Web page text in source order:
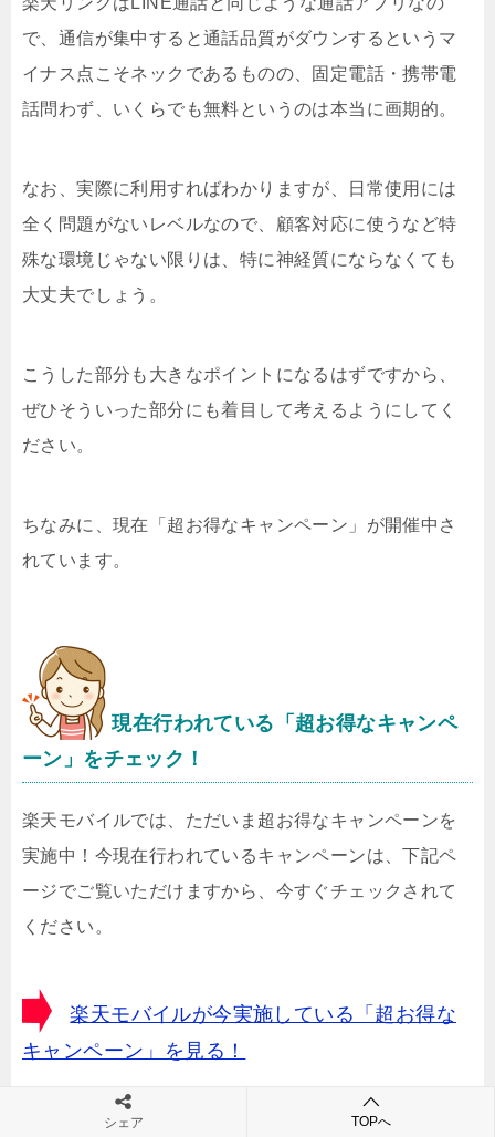
で、通信が集中すると通話品質がダウンするというマ
イナス点こそネックであるものの、固定電話・携帯電
話問わず、いくらでも無料というのは本当に画期的。
なお、実際に利用すればわかりますが、日常使用には
全く問題がないレベルなので、顧客対応に使うなど特
殊な環境じゃない限りは、特に神経質にならなくても
大丈夫でしょう。
こうした部分も大きなポイントになるはずですから、
ぜひそういった部分にも着目して考えるようにしてく
ださい。
ちなみに、現在「超お得なキャンペーン」が開催中さ
れています。
現在行われている「超お得なキャンペ
ーン」をチェック！
楽天モバイルでは、ただいま超お得なキャンペーンを
実施中！今現在行われているキャンペーンは、下記ペ
ージでご覧いただけますから、今すぐチェックされて
ください。
楽天モバイルが今実施している「超お得な
キャンペーン」を見る！
シェア TOPへ